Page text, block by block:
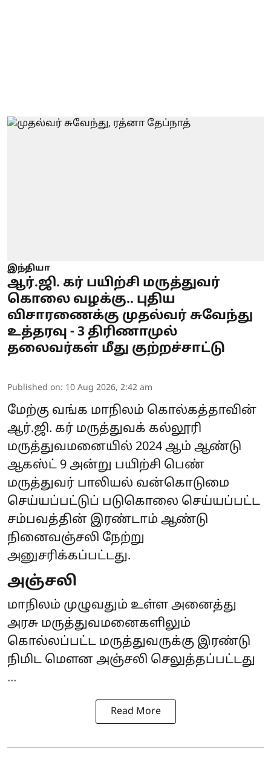
இந்தியா
ஆர்.ஜி. கர் பயிற்சி மருத்துவர்
கொலை வழக்கு.. புதிய
விசாரணைக்கு முதல்வர் சுவேந்து
உத்தரவு - 3 திரிணாமுல்
தலைவர்கள் மீது குற்றச்சாட்டு
Published on: 10 Aug 2026, 2:42 am
மேற்கு வங்க மாநிலம் கொல்கத்தாவின்
ஆர்.ஜி. கர் மருத்துவக் கல்லூரி
மருத்துவமனையில் 2024 ஆம் ஆண்டு
ஆகஸ்ட் 9 அன்று பயிற்சி பெண்
மருத்துவர் பாலியல் வன்கொடுமை
செய்யப்பட்டுப் படுகொலை செய்யப்பட்ட
சம்பவத்தின் இரண்டாம் ஆண்டு
நினைவஞ்சலி நேற்று
அனுசரிக்கப்பட்டது.
அஞ்சலி
மாநிலம் முழுவதும் உள்ள அனைத்து
அரசு மருத்துவமனைகளிலும்
கொல்லப்பட்ட மருத்துவருக்கு இரண்டு
நிமிட மௌன அஞ்சலி செலுத்தப்பட்டது
...
Read More